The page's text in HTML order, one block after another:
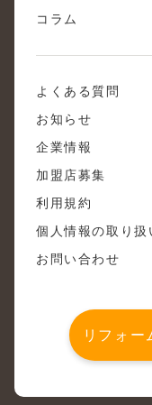
コラム
よくある質問
お知らせ
企業情報
加盟店募集
利用規約
個人情報の取り扱
お問い合わせ
リフォー